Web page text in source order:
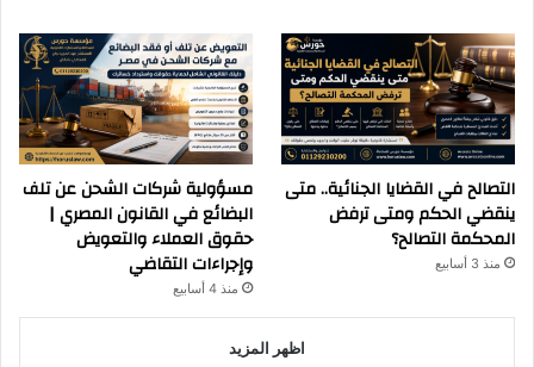
التصالح في القضايا الجنائية.. متى
ينقضي الحكم ومتى ترفض
المحكمة التصالح؟
منذ 3 أسابيع
مسؤولية شركات الشحن عن تلف
البضائع في القانون المصري |
حقوق العملاء والتعويض
وإجراءات التقاضي
منذ 4 أسابيع
اظهر المزيد